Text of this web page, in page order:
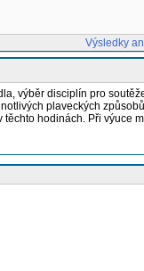
Výsledky
výběr disciplín pro
plaveckých
hodinách. Při výuce